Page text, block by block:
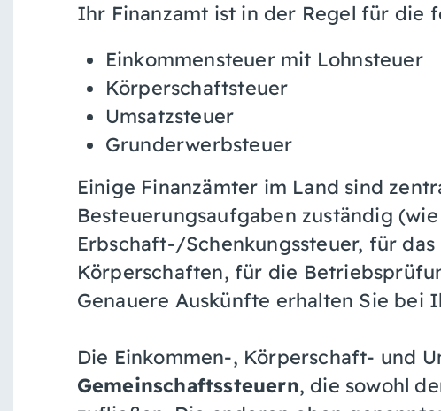
Ihr Finanzamt ist in der Regel für die
Einkommensteuer mit Lohnsteuer
Körperschaftsteuer
Umsatzsteuer
Grunderwerbsteuer
Einige Finanzämter im Land sind
Besteuerungsaufgaben zuständig
Erbschaft-/Schenkungssteuer, für
Körperschaften, für die
Genauere Auskünfte erhalten Sie bei
Die Einkommen-, Körperschaft- und
Gemeinschaftssteuern, die sowohl